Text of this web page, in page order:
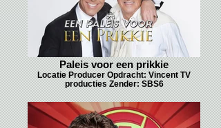
Paleis voor een prikkie
Locatie Producer Opdracht: Vincent TV
producties Zender: SBS6